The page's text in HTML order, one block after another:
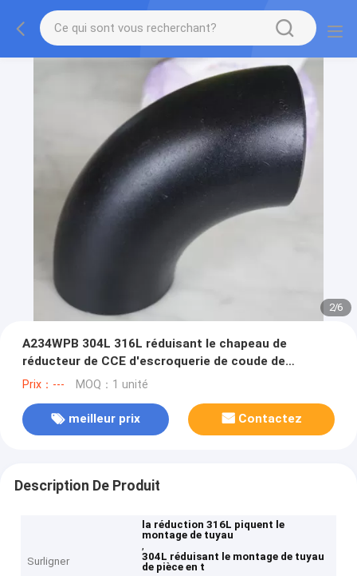
2/6
A234WPB 304L 316L réduisant le chapeau de
réducteur de CCE d'escroquerie de coude de
montage de tuyau de pièce en t
Prix：--- MOQ：1 unité
meilleur prix Contactez
Description De Produit
Surligner
la réduction 316L piquent le
montage de tuyau
,
304L réduisant le montage de tuyau
de pièce en t